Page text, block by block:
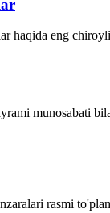
haqida eng
munosabati
rasmi